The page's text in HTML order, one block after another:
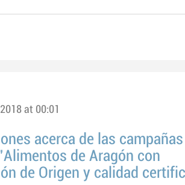
at 00:01
acerca de las
de Aragón con
de Origen y calidad